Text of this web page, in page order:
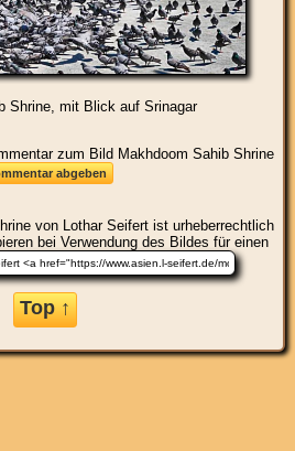
Shrine, mit Blick auf Srinagar
zum Bild Makhdoom Sahib Shrine
von Lothar Seifert ist urheberrechtlich
bei Verwendung des Bildes für einen
Top ↑